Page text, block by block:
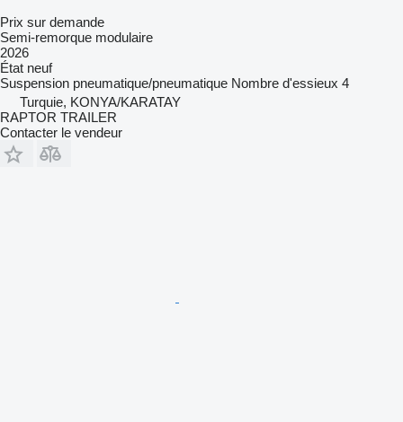
Prix sur demande
Semi-remorque modulaire
2026
État neuf
Suspension pneumatique/pneumatique Nombre d'essieux 4
Turquie, KONYA/KARATAY
RAPTOR TRAILER
Contacter le vendeur